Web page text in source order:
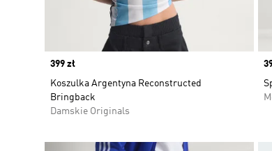
Price
399 zł
Koszulka Argentyna Reconstructed
Bringback
Damskie Originals